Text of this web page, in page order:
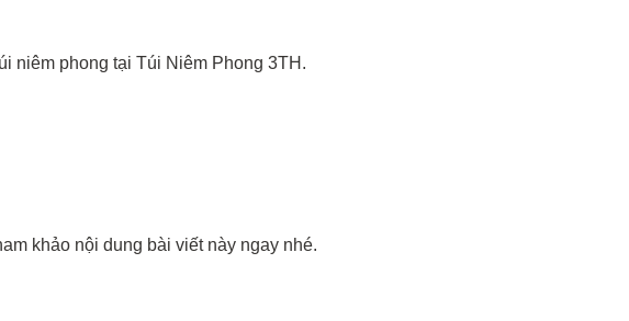
niêm phong tại Túi Niêm Phong 3TH.
khảo nội dung bài viết này ngay nhé.